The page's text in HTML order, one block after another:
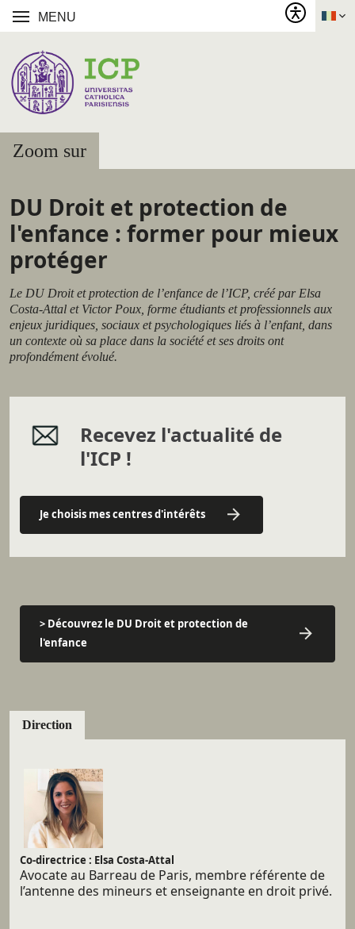
MENU
Zoom sur
DU Droit et protection de
l'enfance : former pour mieux
protéger
Le DU Droit et protection de l’enfance de l’ICP, créé par Elsa
Costa-Attal et Victor Poux, forme étudiants et professionnels aux
enjeux juridiques, sociaux et psychologiques liés à l’enfant, dans
un contexte où sa place dans la société et ses droits ont
profondément évolué.
Recevez l'actualité de
l'ICP !
Je choisis mes centres d'intérêts
> Découvrez le DU Droit et protection de
l'enfance
Direction
Co-directrice : Elsa Costa-Attal
Avocate au Barreau de Paris, membre référente de
l’antenne des mineurs et enseignante en droit privé.